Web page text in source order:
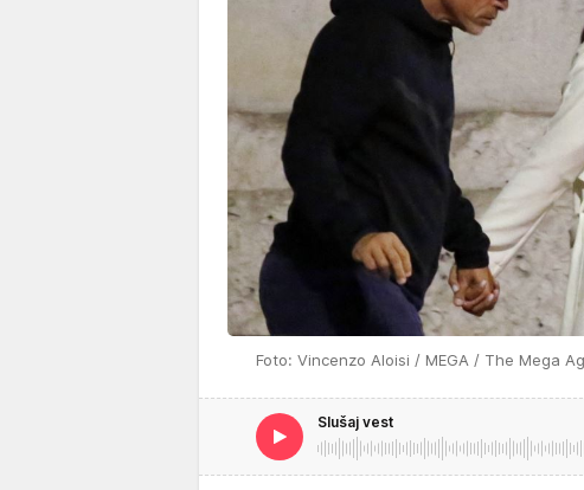
Foto: Vincenzo Aloisi / MEGA / The Mega
Slušaj vest